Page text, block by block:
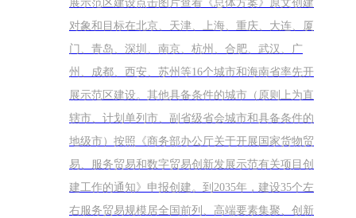
展示范区建设点击图片查看《总体方案》原文创建
对象和目标在北京、天津、上海、重庆、大连、厦
门、青岛、深圳、南京、杭州、合肥、武汉、广
州、成都、西安、苏州等16个城市和海南省率先开
展示范区建设。其他具备条件的城市（原则上为直
辖市、计划单列市、副省级省会城市和具备条件的
地级市）按照《商务部办公厅关于开展国家货物贸
易、服务贸易和数字贸易创新发展示范有关项目创
建工作的通知》申报创建。到2035年，建设35个左
右服务贸易规模居全国前列、高端要素集聚、创新